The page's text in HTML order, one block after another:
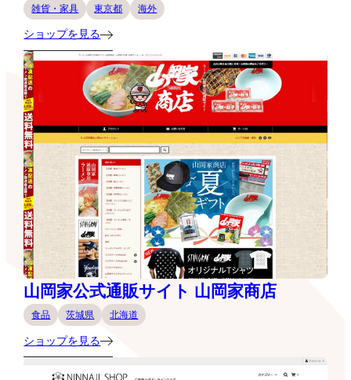
雑貨・家具 東京都 海外
ショップを見る
山岡家公式通販サイト 山岡家商店
食品 茨城県 北海道
ショップを見る